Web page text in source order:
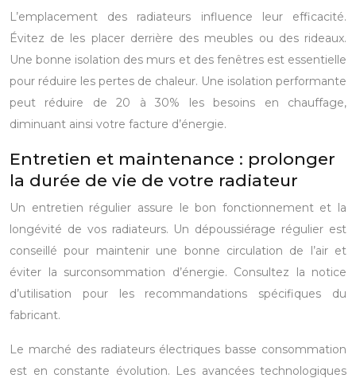
L’emplacement des radiateurs influence leur efficacité.
Évitez de les placer derrière des meubles ou des rideaux.
Une bonne isolation des murs et des fenêtres est essentielle
pour réduire les pertes de chaleur. Une isolation performante
peut réduire de 20 à 30% les besoins en chauffage,
diminuant ainsi votre facture d’énergie.
Entretien et maintenance : prolonger
la durée de vie de votre radiateur
Un entretien régulier assure le bon fonctionnement et la
longévité de vos radiateurs. Un dépoussiérage régulier est
conseillé pour maintenir une bonne circulation de l’air et
éviter la surconsommation d’énergie. Consultez la notice
d’utilisation pour les recommandations spécifiques du
fabricant.
Le marché des radiateurs électriques basse consommation
est en constante évolution. Les avancées technologiques